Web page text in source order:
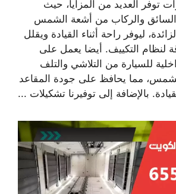
توفر العديد من المزايا، حيث
والركاب من أشعة الشمس
ليوفر راحة أثناء القيادة ويقلل
لنظام التكييف. أيضا يعمل على
للسيارة من التلاشي والتلف
مما يحافظ على جودة المقاعد
بالإضافة إلى توفيرنا تشكيلات ...